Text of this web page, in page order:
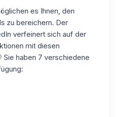
es Ihnen, den
zu bereichern. Der
verfeinert sich auf der
mit diesen
Sie haben 7 verschiedene